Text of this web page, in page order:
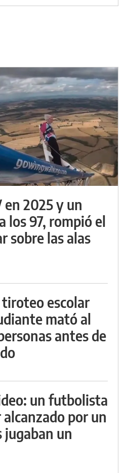
en 2025 y un
los 97, rompió el
sobre las alas
escolar
mató al
antes de
un futbolista
por un
un